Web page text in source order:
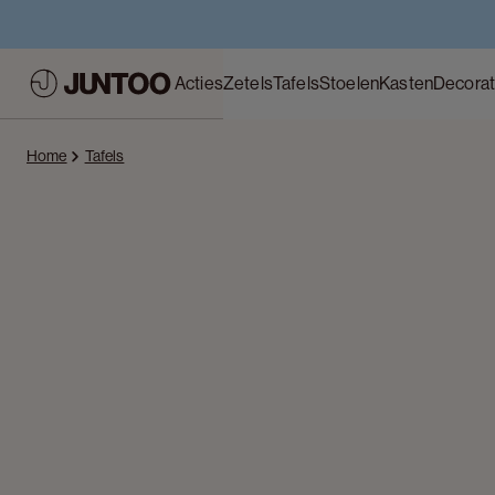
ActiesZetelsTafelsStoelenKasten
Home Tafels